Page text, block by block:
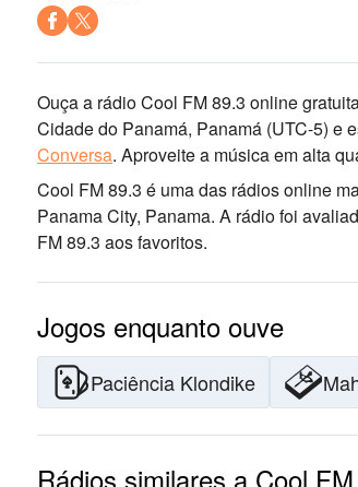
Ouça a rádio Cool FM 89.3 online
Cidade do Panamá, Panamá (UTC-5) e
Conversa. Aproveite a músicaem alta
Cool FM 89.3 é uma das rádios online
Panama City, Panama. A rádio foi
FM 89.3 aos favoritos.
Jogos enquanto ouve
Paciência Klondike
Rádios similares a Cool